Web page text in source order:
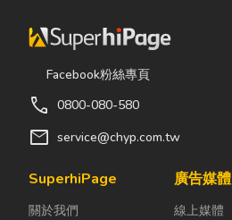
Facebook粉絲專頁
call 0800-080-580
mail service@chyp.com.tw
SuperhiPage
關於我們
廣告媒體
線上媒體